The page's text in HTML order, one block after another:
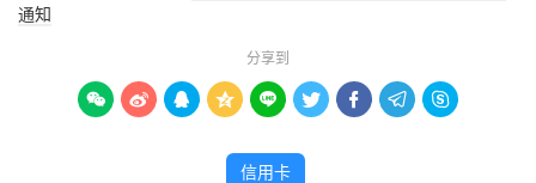
通知
分享到
        
信用卡